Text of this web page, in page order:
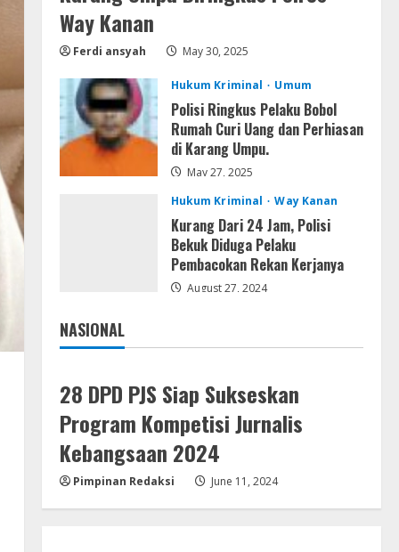
4
Serialers
Windows 10 (x32x64)
Lan
Assassin’s Creed Shadows
Digital Deluxe Edition Cracked
Rune Release for Desktop
August 6, 2026
Way Kanan
Ferdi ansyah May 30, 2025
Hukum Kriminal Umum
Polisi Ringkus Pelaku Bobol
Rumah Curi Uang dan Perhiasan
di Karang Umpu.
May 27, 2025
Hukum Kriminal
Way Kanan
Kurang Dari 24 Jam, Polisi
Bekuk Diduga Pelaku
Pembacokan Rekan Kerjanya
August 27, 2024
NASIONAL
Jakarta
28 DPD PJS Siap Sukseskan
Program Kompetisi Jurnalis
Kebangsaan 2024
Pimpinan Redaksi June 11, 2024